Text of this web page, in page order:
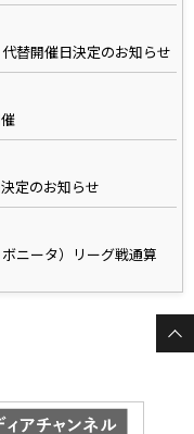
替開催日決定のお知らせ
定のお知らせ
ニータ）リーグ戦通算